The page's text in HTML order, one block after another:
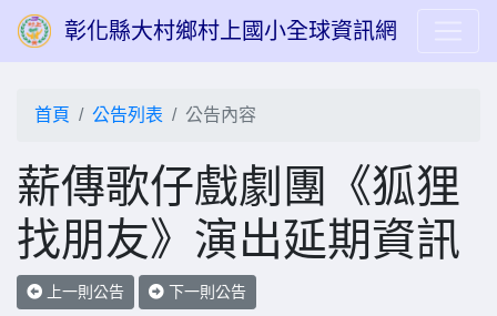
彰化縣大村鄉村上國小全球資訊網
首頁 公告列表 公告內容
薪傳歌仔戲劇團《狐狸
找朋友》演出延期資訊
上一則公告 下一則公告